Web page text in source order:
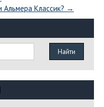
Классик? →